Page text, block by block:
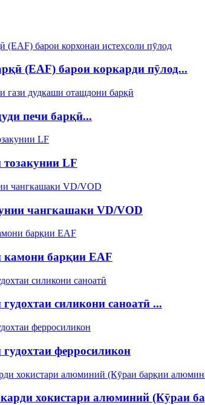
(EAF) барои коркарди пӯлод...
печи барқӣ...
тозакунии LF
чангкашаки VD/VOD
камони барқии EAF
силикони саноатӣ ...
ферросиликон
хокистари алюминий (Кӯраи